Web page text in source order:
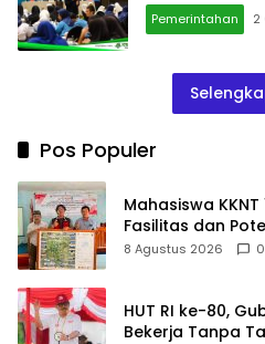
Pemerintahan 2
Pos Populer
Mahasiswa
Fasilitas dan
Sinjai
8 Agustus 2026 0
HUT RI ke-80,
Bekerja Tanpa